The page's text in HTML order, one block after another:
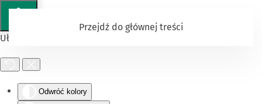
Ułatwienia dostępu
Odwróć kolory
Przejdź do głównej treści